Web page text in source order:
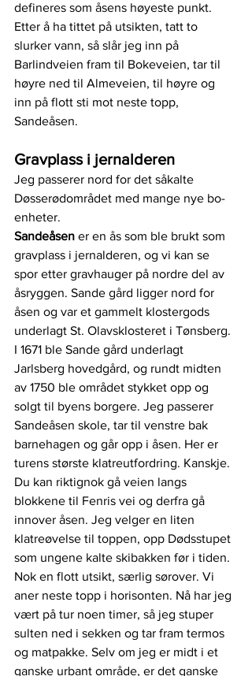
defineres som åsens høyeste punkt.
Etter å ha tittet på utsikten, tatt to
slurker vann, så slår jeg inn på
Barlindveien fram til Bokeveien, tar til
høyre ned til Almeveien, til høyre og
inn på flott sti mot neste topp,
Sandeåsen.
Gravplass i jernalderen
Jeg passerer nord for det såkalte
Døsserødområdet med mange nye bo-
enheter.
Sandeåsen er en ås som ble brukt som
gravplass i jernalderen, og vi kan se
spor etter gravhauger på nordre del av
åsryggen. Sande gård ligger nord for
åsen og var et gammelt klostergods
underlagt St. Olavsklosteret i Tønsberg.
I 1671 ble Sande gård underlagt
Jarlsberg hovedgård, og rundt midten
av 1750 ble området stykket opp og
solgt til byens borgere. Jeg passerer
Sandeåsen skole, tar til venstre bak
barnehagen og går opp i åsen. Her er
turens største klatreutfordring. Kanskje.
Du kan riktignok gå veien langs
blokkene til Fenris vei og derfra gå
innover åsen. Jeg velger en liten
klatreøvelse til toppen, opp Dødsstupet
som ungene kalte skibakken før i tiden.
Nok en flott utsikt, særlig sørover. Vi
aner neste topp i horisonten. Nå har jeg
vært på tur noen timer, så jeg stuper
sulten ned i sekken og tar fram termos
og matpakke. Selv om jeg er midt i et
ganske urbant område, er det ganske